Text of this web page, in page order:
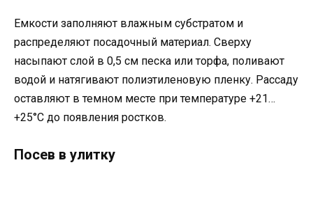
Емкости заполняют влажным субстратом и
распределяют посадочный материал. Сверху
насыпают слой в 0,5 см песка или торфа, поливают
водой и натягивают полиэтиленовую пленку. Рассаду
оставляют в темном месте при температуре +21…
+25°С до появления ростков.
Посев в улитку